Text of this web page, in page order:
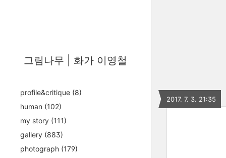
그림나무 | 화가 이영철
profile&critique (8)
human (102)
my story (111)
gallery (883)
photograph (179)
2017. 7. 3. 21:35